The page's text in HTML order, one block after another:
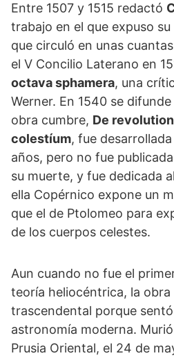
Entre 1507 y 1515 redactó
trabajo en el que expuso
que circuló en unas
el V Concilio Laterano en
octava sphamera, una
Werner. En 1540 se difunde
obra cumbre, De
colestíum, fue
años, pero no fue
su muerte, y fue dedicada
ella Copérnico expone un
que el de Ptolomeo para
de los cuerpos celestes.
Aun cuando no fue el
teoría heliocéntrica, la
trascendental porque sentó
astronomía moderna.
Prusia Oriental, el 24 de